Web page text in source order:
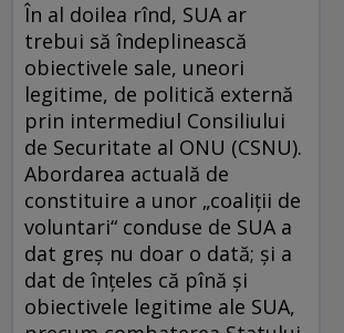
În al doilea rînd, SUA ar
trebui să îndeplinească
obiectivele sale, uneori
legitime, de politică externă
prin intermediul Consiliului
de Securitate al ONU (CSNU).
Abordarea actuală de
constituire a unor „coaliții de
voluntari“ conduse de SUA a
dat greș nu doar o dată; și a
dat de înțeles că pînă și
obiectivele legitime ale SUA,